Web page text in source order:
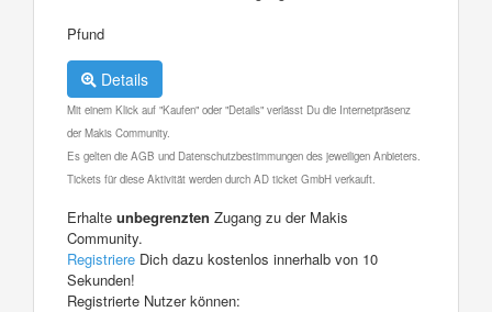
Pfund
Details
Mit einem Klick auf "Kaufen" oder "Details" verlässt Du die Internetpräsenz
der Makis Community.
Es gelten die AGB und Datenschutzbestimmungen des jeweiligen Anbieters.
Tickets für diese Aktivität werden durch AD ticket GmbH verkauft.
Erhalte unbegrenzten Zugang zu der Makis
Community.
Registriere Dich dazu kostenlos innerhalb von 10
Sekunden!
Registrierte Nutzer können: